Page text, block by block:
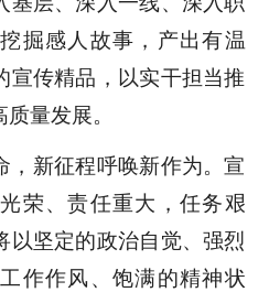
掘感人故事，产出有温
宣传精品，以实干担当推
量发展。
，新征程呼唤新作为。宣
荣、责任重大，任务艰
以坚定的政治自觉、强烈
作作风、饱满的精神状